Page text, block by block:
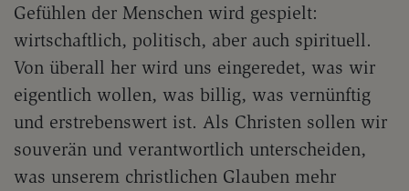
Gefühlen der Menschen wird gespielt:
wirtschaftlich, politisch, aber auch spirituell.
Von überall her wird uns eingeredet, was wir
eigentlich wollen, was billig, was vernünftig
und erstrebenswert ist. Als Christen sollen wir
souverän und verantwortlich unterscheiden,
was unserem christlichen Glauben mehr